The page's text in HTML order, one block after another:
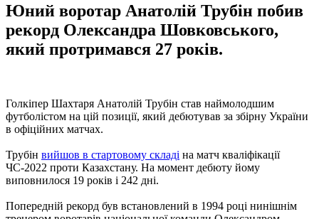
Юний воротар Анатолій Трубін побив
рекорд Олександра Шовковського,
який протримався 27 років.
Голкіпер Шахтаря Анатолій Трубін став наймолодшим
футболістом на цій позиції, який дебютував за збірну України
в офіційних матчах.
Трубін вийшов в стартовому складі на матч кваліфікації
ЧС-2022 проти Казахстану. На момент дебюту йому
виповнилося 19 років і 242 дні.
Попередній рекорд був встановлений в 1994 році нинішнім